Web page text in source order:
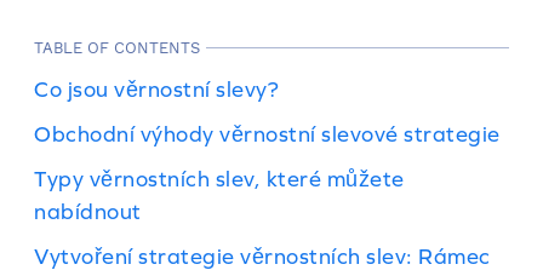
TABLE OF CONTENTS
Co jsou věrnostní slevy?
Obchodní výhody věrnostní slevové strategie
Typy věrnostních slev, které můžete
nabídnout
Vytvoření strategie věrnostních slev: Rámec